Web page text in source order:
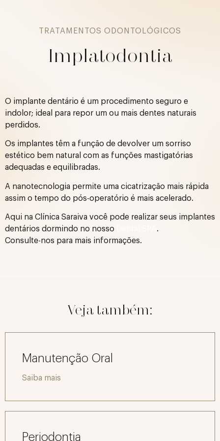
TRATAMENTOS ODONTOLÓGICOS
Implatodontia
O implante dentário é um procedimento seguro e
indolor; ideal para repor um ou mais dentes naturais
perdidos.
Os implantes têm a função de devolver um sorriso
estético bem natural com as funções mastigatórias
adequadas e equilibradas.
A nanotecnologia permite uma cicatrização mais rápida
assim o tempo do pós-operatório é mais acelerado.
Aqui na Clínica Saraiva você pode realizar seus implantes
dentários dormindo no nosso
.
Consulte-nos para mais informações.
Veja também:
Manutenção Oral
Saiba mais
Periodontia